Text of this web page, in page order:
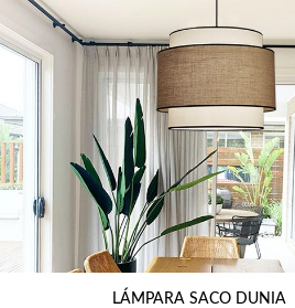
LÁMPARA SACO DUNIA